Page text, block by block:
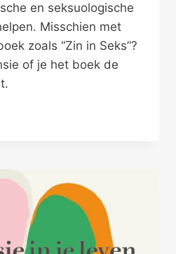
en seksuologische
Misschien met
zoals “Zin in Seks”?
of je het boek de